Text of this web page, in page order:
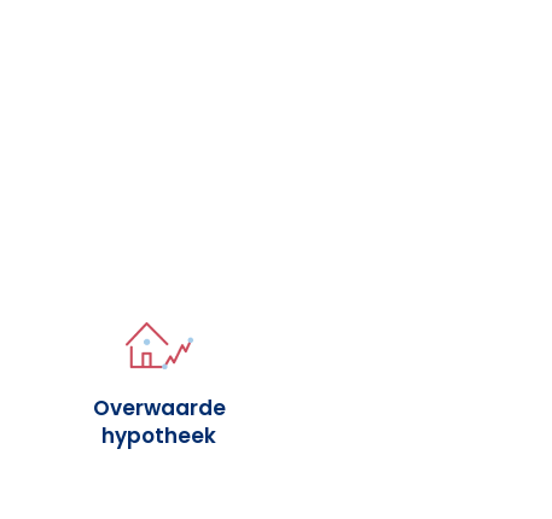
Overwaarde
hypotheek